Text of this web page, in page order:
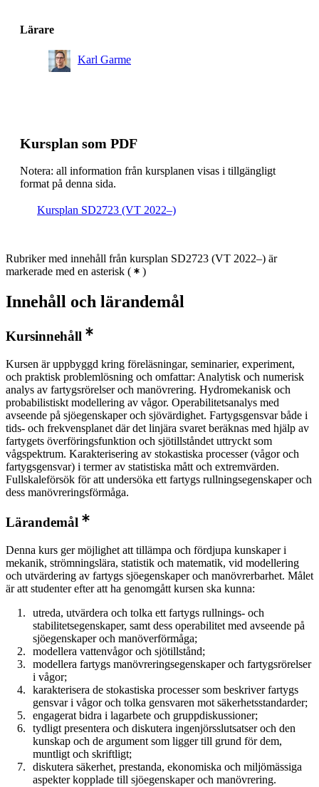
Lärare
Karl Garme
Kursplan som PDF
Notera: all information från kursplanen visas i tillgängligt
format på denna sida.
Kursplan SD2723 (VT 2022–)
Rubriker med innehåll från kursplan SD2723 (VT 2022–) är
markerade med en asterisk ( )
Innehåll och lärandemål
Kursinnehåll
Kursen är uppbyggd kring föreläsningar, seminarier, experiment,
och praktisk problemlösning och omfattar: Analytisk och numerisk
analys av fartygsrörelser och manövrering. Hydromekanisk och
probabilistiskt modellering av vågor. Operabilitetsanalys med
avseende på sjöegenskaper och sjövärdighet. Fartygsgensvar både i
tids- och frekvensplanet där det linjära svaret beräknas med hjälp av
fartygets överföringsfunktion och sjötillståndet uttryckt som
vågspektrum. Karakterisering av stokastiska processer (vågor och
fartygsgensvar) i termer av statistiska mått och extremvärden.
Fullskaleförsök för att undersöka ett fartygs rullningsegenskaper och
dess manövreringsförmåga.
Lärandemål
Denna kurs ger möjlighet att tillämpa och fördjupa kunskaper i
mekanik, strömningslära, statistik och matematik, vid modellering
och utvärdering av fartygs sjöegenskaper och manövrerbarhet. Målet
är att studenter efter att ha genomgått kursen ska kunna:
utreda, utvärdera och tolka ett fartygs rullnings- och
stabilitetsegenskaper, samt dess operabilitet med avseende på
sjöegenskaper och manöverförmåga;
modellera vattenvågor och sjötillstånd;
modellera fartygs manövreringsegenskaper och fartygsrörelser
i vågor;
karakterisera de stokastiska processer som beskriver fartygs
gensvar i vågor och tolka gensvaren mot säkerhetsstandarder;
engagerat bidra i lagarbete och gruppdiskussioner;
tydligt presentera och diskutera ingenjörsslutsatser och den
kunskap och de argument som ligger till grund för dem,
muntligt och skriftligt;
diskutera säkerhet, prestanda, ekonomiska och miljömässiga
aspekter kopplade till sjöegenskaper och manövrering.